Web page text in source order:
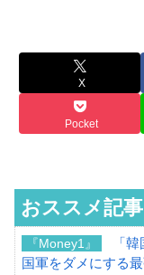
X
Pocket
おススメ記事
『Money1』
「
国軍をダメにする